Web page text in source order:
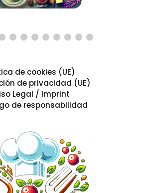
de cookies (UE)
de privacidad (UE)
Legal / Imprint
de responsabilidad